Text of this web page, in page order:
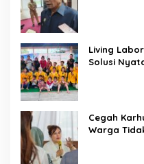
Living
Solusi
Cegah
Warga